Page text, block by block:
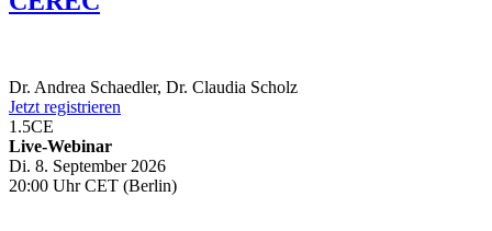
Dr. Andrea Schaedler, Dr. Claudia Scholz
Jetzt registrieren
1.5CE
Live-Webinar
Di. 8. September 2026
20:00 Uhr CET (Berlin)